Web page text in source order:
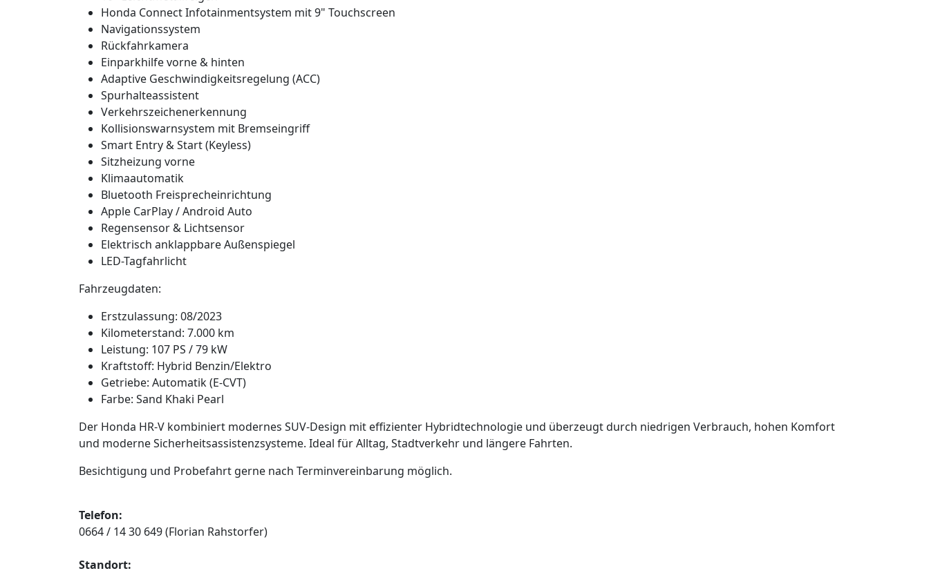
Honda Connect Infotainmentsystem mit 9" Touchscreen
Navigationssystem
Rückfahrkamera
Einparkhilfe vorne & hinten
Adaptive Geschwindigkeitsregelung (ACC)
Spurhalteassistent
Verkehrszeichenerkennung
Kollisionswarnsystem mit Bremseingriff
Smart Entry & Start (Keyless)
Sitzheizung vorne
Klimaautomatik
Bluetooth Freisprecheinrichtung
Apple CarPlay / Android Auto
Regensensor & Lichtsensor
Elektrisch anklappbare Außenspiegel
LED-Tagfahrlicht
Fahrzeugdaten:
Erstzulassung: 08/2023
Kilometerstand: 7.000 km
Leistung: 107 PS / 79 kW
Kraftstoff: Hybrid Benzin/Elektro
Getriebe: Automatik (E-CVT)
Farbe: Sand Khaki Pearl
Der Honda HR-V kombiniert modernes SUV-Design mit effizienter Hybridtechnologie und überzeugt durch niedrigen Verbrauch, hohen Komfort
und moderne Sicherheitsassistenzsysteme. Ideal für Alltag, Stadtverkehr und längere Fahrten.
Besichtigung und Probefahrt gerne nach Terminvereinbarung möglich.
Telefon:
0664 / 14 30 649 (Florian Rahstorfer)
Standort: